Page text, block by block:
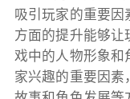
吸引玩家的重要
方面的提升能够
戏中的人物形象
家兴趣的重要因